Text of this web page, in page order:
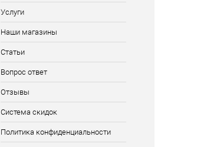
Услуги
Наши магазины
Статьи
Вопрос ответ
Отзывы
Система скидок
Политика конфиденциальности